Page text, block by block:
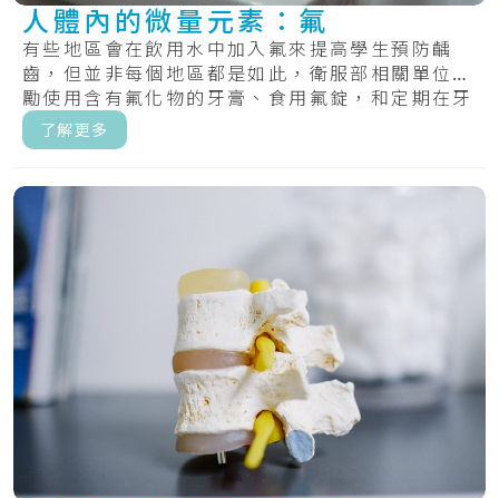
人體內的微量元素：氟
有些地區會在飲用水中加入氟來提高學生預防齲
齒，但並非每個地區都是如此，衛服部相關單位鼓
勵使用含有氟化物的牙膏、食用氟錠，和定期在牙
齒上塗.....
了解更多